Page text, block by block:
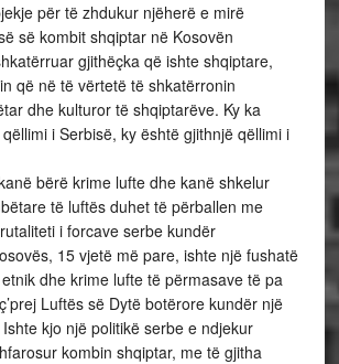
për të zhdukur njëherë e mirë
së kombit shqiptar në Kosovën
gjithëçka që ishte shqiptare,
që në të vërtetë të shkatërronin
dhe kulturor të shqiptarëve. Ky ka
i Serbisë, ky është gjithnjë qëllimi i
bërë krime lufte dhe kanë shkelur
të luftës duhet të përballen me
i forcave serbe kundër
15 vjetë më pare, ishte një fushatë
dhe krime lufte të përmasave të pa
Luftës së Dytë botërore kundër një
kjo një politikë serbe e ndjekur
kombin shqiptar, me të gjitha